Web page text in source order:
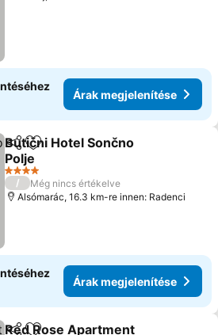
Árak megjelenítése
Megosztás
Hozzáadás a kedvencekhez
Butični Hotel Sončno
Polje
4 Kategória
/
Még nincs értékelve
Alsómarác, 16.3 km-re innen: Radenci
Árak megjelenítése
Red Rose Apartment